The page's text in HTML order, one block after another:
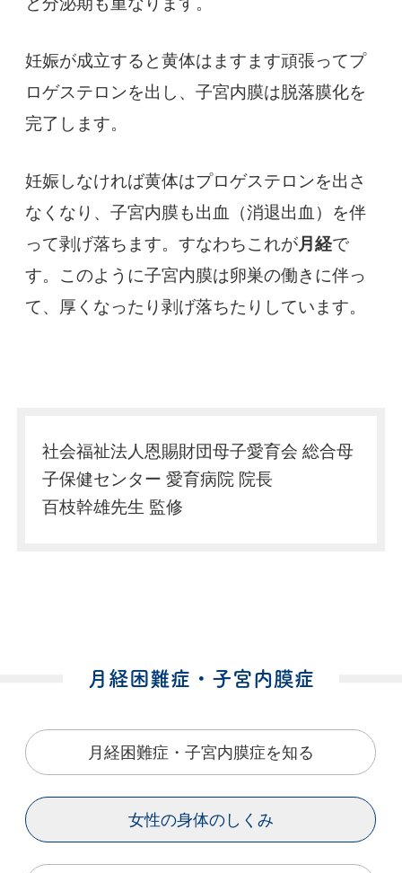
妊娠が成立すると黄体はますます頑張ってプ
ロゲステロンを出し、子宮内膜は脱落膜化を
完了します。
妊娠しなければ黄体はプロゲステロンを出さ
なくなり、子宮内膜も出血（消退出血）を伴
って剥げ落ちます。すなわちこれが月経で
す。このように子宮内膜は卵巣の働きに伴っ
て、厚くなったり剥げ落ちたりしています。
社会福祉法人恩賜財団母子愛育会 総合母
子保健センター 愛育病院 院長
百枝幹雄先生 監修
月経困難症・子宮内膜症
月経困難症・子宮内膜症を知る
女性の身体のしくみ